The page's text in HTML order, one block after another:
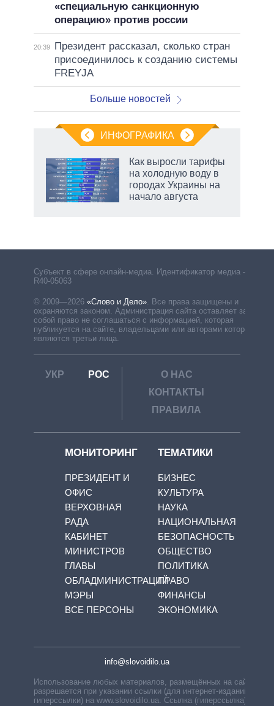
«специальную санкционную
операцию» против россии
20:39
Президент рассказал, сколько стран
присоединилось к созданию системы
FREYJA
Больше новостей
ИНФОГРАФИКА
Как выросли тарифы
на холодную воду в
городах Украины на
начало августа
Субъект в сфере онлайн-медиа. Идентификатор медиа –
R40-05063
© 2009—2026 «Слово и Дело»
Все права защищены и
охраняются законом. Администрация сайта оставляет за
собой право не соглашаться с информацией, которая
публикуется на сайте, владельцами или авторами которой
являются третьи лица.
УКР РОС
О НАС
КОНТАКТЫ
ПРАВИЛА
МОНИТОРИНГ
ПРЕЗИДЕНТ И
ОФИС
ВЕРХОВНАЯ
РАДА
КАБИНЕТ
МИНИСТРОВ
ГЛАВЫ
ОБЛАДМИНИСТРАЦИЙ
МЭРЫ
ВСЕ ПЕРСОНЫ
ТЕМАТИКИ
БИЗНЕС
КУЛЬТУРА
НАУКА
НАЦИОНАЛЬНАЯ
БЕЗОПАСНОСТЬ
ОБЩЕСТВО
ПОЛИТИКА
ПРАВО
ФИНАНСЫ
ЭКОНОМИКА
info@slovoidilo.ua
Использование любых материалов, размещённых на сайте,
разрешается при указании ссылки (для интернет-изданий —
гиперссылки) на www.slovoidilo.ua. Ссылка (гиперссылка)